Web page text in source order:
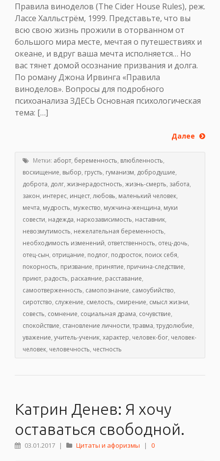
Правила виноделов (The Cider House Rules), реж.
Лассе Халльстрём, 1999. Представьте, что вы
всю свою жизнь прожили в оторванном от
большого мира месте, мечтая о путешествиях и
океане, и вдруг ваша мечта исполняется… Но
вас тянет домой осознание призвания и долга.
По роману Джона Ирвинга «Правила
виноделов». Вопросы для подробного
психоанализа ЗДЕСЬ Основная психологическая
тема: […]
Далее
Метки: аборт, беременность, влюбленность,
восхищение, выбор, грусть, гуманизм, добродушие,
доброта, долг, жизнерадостность, жизнь-смерть, забота,
закон, интерес, инцест, любовь, маленький человек,
мечта, мудрость, мужество, мужчина-женщина, муки
совести, надежда, наркозависимость, наставник,
невозмутимость, нежелательная беременность,
необходимость изменений, ответственность, отец-дочь,
отец-сын, отрицание, подлог, подросток, поиск себя,
покорность, призвание, принятие, причина-следствие,
приют, радость, раскаяние, расставание,
самоотверженность, самопознание, самоубийство,
сиротство, служение, смелость, смирение, смысл жизни,
совесть, сомнение, социальная драма, сочувствие,
спокойствие, становление личности,травма,трудолюбие,
уважение, учитель-ученик, характер, человек-бог, человек-
человек, человечность, честность
Катрин Денев: Я хочу
оставаться свободной.
03.01.2017 | Цитаты и афоризмы | 0